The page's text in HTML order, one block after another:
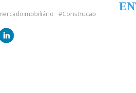
Construcao